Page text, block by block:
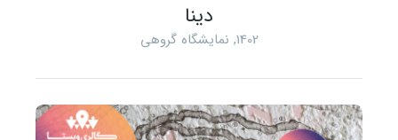
دینا
1402
, نمایشگاه گروهی